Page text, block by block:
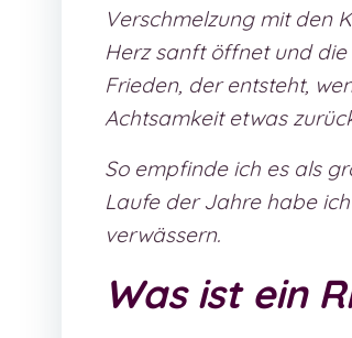
Verschmelzung mit den
Herz sanft öffnet und
Frieden, der entsteht,
Achtsamkeit etwas
So empfinde ich es als
Laufe der Jahre habe
verwässern.
Was ist ein